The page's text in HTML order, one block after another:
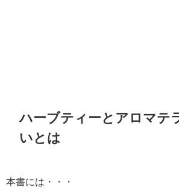
ハーブティーとアロマテ
いとは
本書には・・・